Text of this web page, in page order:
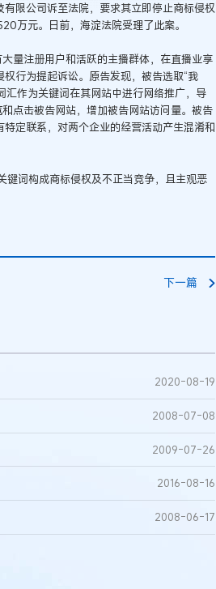
限公司诉至法院，要求其立即停止商标侵权
万元。日前，海淀法院受理了此案。
量注册用户和活跃的主播群体，在直播业享
行为提起诉讼。原告发现，被告选取“我
汇作为关键词在其网站中进行网络推广，导
点击被告网站，增加被告网站访问量。被告
定联系，对两个企业的经营活动产生混淆和
键词构成商标侵权及不正当竞争，且主观恶
下一篇
2020-08-19
2008-07-08
2009-07-26
2016-08-16
2008-06-17